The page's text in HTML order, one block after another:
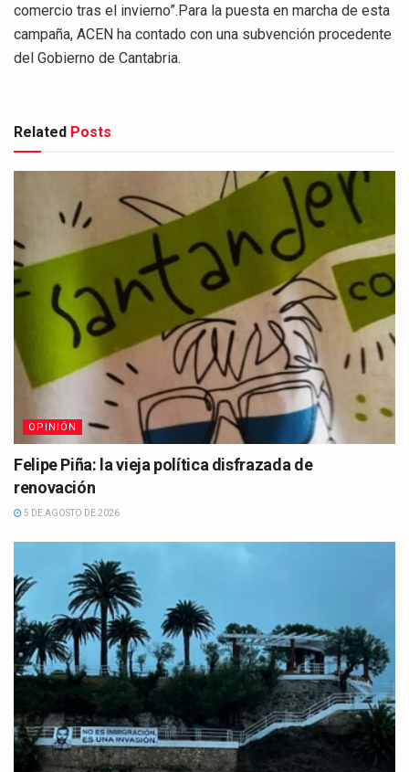
comercio tras el invierno”.Para la puesta en marcha de esta
campaña, ACEN ha contado con una subvención procedente
del Gobierno de Cantabria.
Related Posts
OPINIÓN
Felipe Piña: la vieja política disfrazada de
renovación
5 DE AGOSTO DE 2026